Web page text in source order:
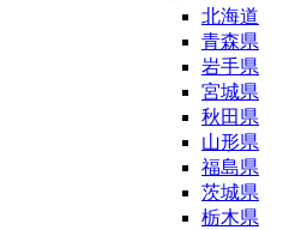
北海道
青森県
岩手県
宮城県
秋田県
山形県
福島県
茨城県
栃木県